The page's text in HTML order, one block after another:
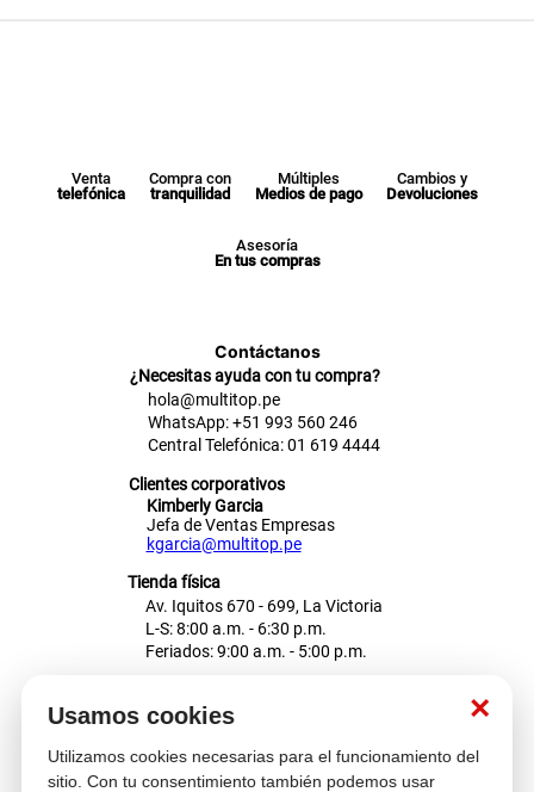
×
Usamos cookies
Utilizamos cookies necesarias para el funcionamiento del
sitio. Con tu consentimiento también podemos usar
Venta
telefónica
Compra con
tranquilidad
Múltiples
Medios de pago
Cambios y
Devoluciones
Asesoría
En tus compras
Contáctanos
¿Necesitas ayuda con tu compra?
hola@multitop.pe
WhatsApp: +51 993 560 246
Central Telefónica: 01 619 4444
Clientes corporativos
Kimberly Garcia
Jefa de Ventas Empresas
kgarcia@multitop.pe
Tienda física
Av. Iquitos 670 - 699, La Victoria
L-S: 8:00 a.m. - 6:30 p.m.
Feriados: 9:00 a.m. - 5:00 p.m.
Atención al cliente